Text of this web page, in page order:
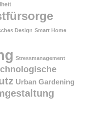
Design Smart Home
Stressmanagement
Urban Gardening